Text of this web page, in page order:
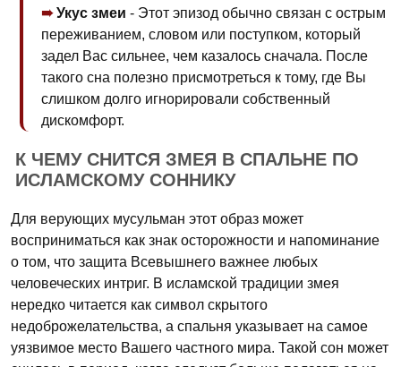
Укус змеи - Этот эпизод обычно связан с острым
переживанием, словом или поступком, который
задел Вас сильнее, чем казалось сначала. После
такого сна полезно присмотреться к тому, где Вы
слишком долго игнорировали собственный
дискомфорт.
К ЧЕМУ СНИТСЯ ЗМЕЯ В СПАЛЬНЕ ПО
ИСЛАМСКОМУ СОННИКУ
Для верующих мусульман этот образ может
восприниматься как знак осторожности и напоминание
о том, что защита Всевышнего важнее любых
человеческих интриг. В исламской традиции змея
нередко читается как символ скрытого
недоброжелательства, а спальня указывает на самое
уязвимое место Вашего частного мира. Такой сон может